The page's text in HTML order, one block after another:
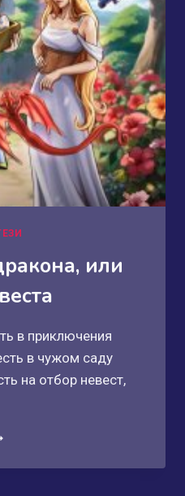
или
в приключения
в чужом саду
на отбор невест,